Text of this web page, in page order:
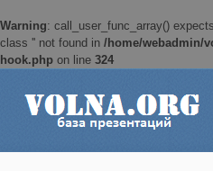
Warning: call_user_func_array()
class '' not found in /home/webadmin/
hook.php on line 324